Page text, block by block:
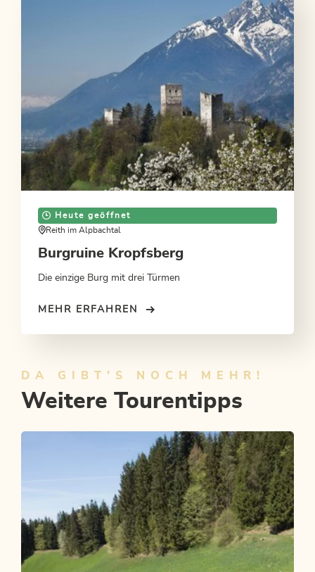
Heute geöffnet
Reith im Alpbachtal
Burgruine Kropfsberg
Die einzige Burg mit drei Türmen
MEHR ERFAHREN
DA GIBT'S NOCH MEHR!
Weitere Tourentipps